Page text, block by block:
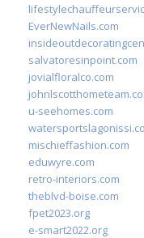
EverNewNails.com
salvatoresinpoint.com
jovialfloralco.com
u-seehomes.com
mischieffashion.com
eduwyre.com
retro-interiors.com
theblvd-boise.com
fpet2023.org
e-smart2022.org